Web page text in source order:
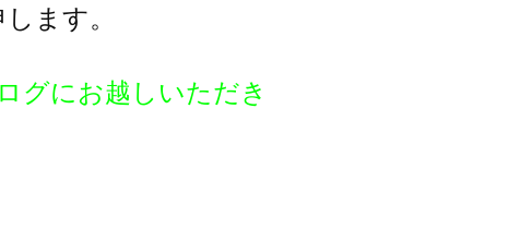
します。
グにお越しいただき